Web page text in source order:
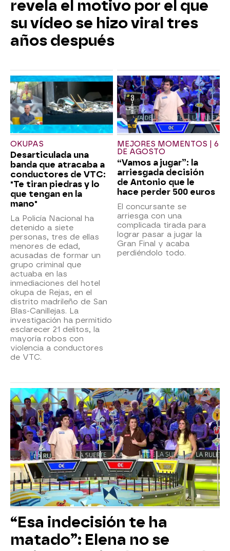
revela el motivo por el que
su vídeo se hizo viral tres
años después
OKUPAS
Desarticulada una
banda que atracaba a
conductores de VTC:
"Te tiran piedras y lo
que tengan en la
mano"
La Policía Nacional ha
detenido a siete
personas, tres de ellas
menores de edad,
acusadas de formar un
grupo criminal que
actuaba en las
inmediaciones del hotel
okupa de Rejas, en el
distrito madrileño de San
Blas-Canillejas. La
investigación ha permitido
esclarecer 21 delitos, la
mayoría robos con
violencia a conductores
de VTC.
MEJORES MOMENTOS | 6
DE AGOSTO
“Vamos a jugar”: la
arriesgada decisión
de Antonio que le
hace perder 500 euros
El concursante se
arriesga con una
complicada tirada para
lograr pasar a jugar la
Gran Final y acaba
perdiéndolo todo.
“Esa indecisión te ha
matado”: Elena no se